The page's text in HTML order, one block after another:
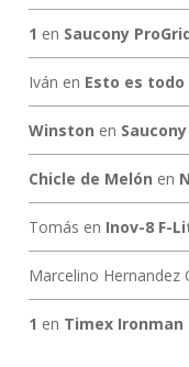
1 en Saucony
Iván en Esto es
Winston en
Chicle de Melón en
Tomás en Inov-8 F-
Marcelino Hernandez
1 en Timex Ironman